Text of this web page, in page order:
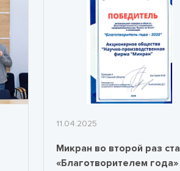
11.04.2025
Микран во второй раз
«Благотворителем года»